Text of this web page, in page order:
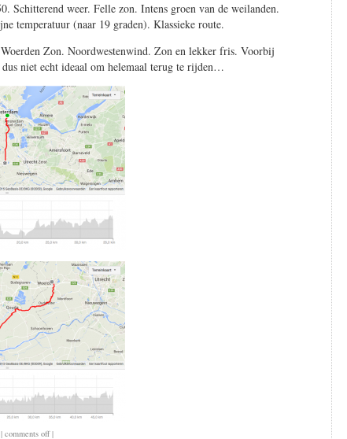
/
3.45
Schitterend weer. Felle zon. Intens groen van de weilanden.
temperatuur (naar 19 graden). Klassieke route.
Zon. Noordwestenwind. Zon en lekker fris. Voorbij
niet echt ideaal om helemaal terug te rijden…
comments offon
|